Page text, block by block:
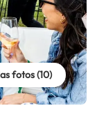
fotos